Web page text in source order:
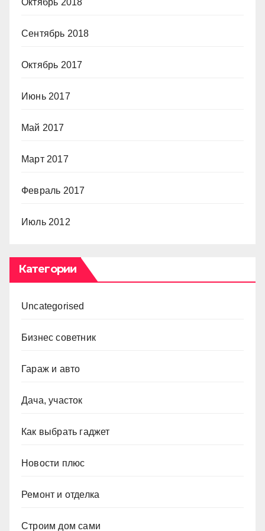
Сентябрь 2018
Октябрь 2017
Июнь 2017
Май 2017
Март 2017
Февраль 2017
Июль 2012
Категории
Uncategorised
Бизнес советник
Гараж и авто
Дача, участок
Как выбрать гаджет
Новости плюс
Ремонт и отделка
Строим дом сами